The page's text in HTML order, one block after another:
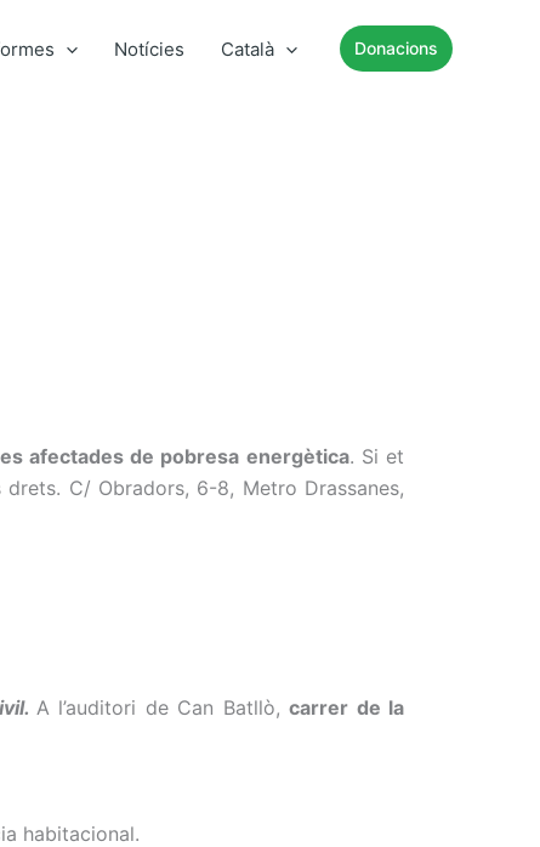
Notícies Català Donacions
afectades de pobresa energètica. Si et
C/ Obradors, 6-8, Metro Drassanes,
A l’auditori de Can Batllò,carrer de la
habitacional.